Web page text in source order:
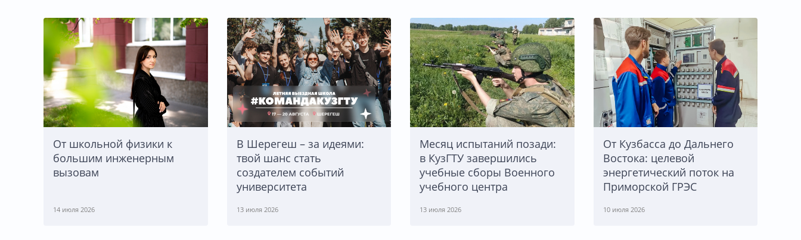
От школьной физики к
большим инженерным
вызовам
14 июля 2026
В Шерегеш – за идеями:
твой шанс стать
создателем событий
университета
13 июля 2026
Месяц испытаний позади:
в КузГТУ завершились
учебные сборы Военного
учебного центра
13 июля 2026
От Кузбасса до Дальнего
Востока: целевой
энергетический поток на
Приморской ГРЭС
10 июля 2026